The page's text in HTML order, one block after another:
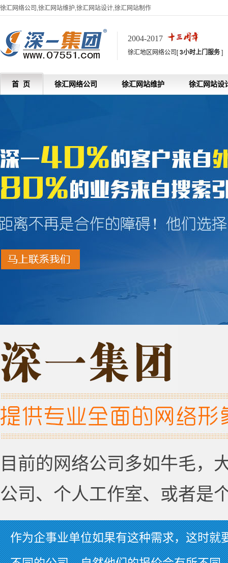
徐汇网络公司,徐汇网站维护,徐汇网站设计,徐汇网站制作
2004-2017
徐汇地区网络公司[3小时上门服务]
首 页 徐汇网络公司 徐汇网站维护 徐汇网站设
目前的网络公司多如牛毛，
公司、个人工作室、或者是
作为企事业单位如果有这种需求，这时就